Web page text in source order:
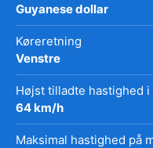
Guyanese dollar
Køreretning
Venstre
Højst tilladte hastighed i
64 km/h
Maksimal hastighed på